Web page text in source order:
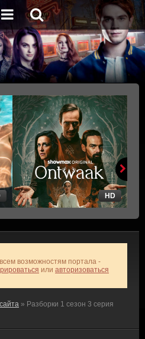
HD
возможностям портала -
или авторизоваться
» Разборки 1 сезон 3 серия